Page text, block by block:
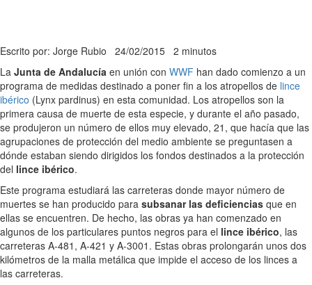
Escrito por: Jorge Rubio 24/02/2015 2 minutos
La Junta de Andalucía en unión con WWF han dado comienzo a un
programa de medidas destinado a poner fin a los atropellos de lince
ibérico (Lynx pardinus) en esta comunidad. Los atropellos son la
primera causa de muerte de esta especie, y durante el año pasado,
se produjeron un número de ellos muy elevado, 21, que hacía que las
agrupaciones de protección del medio ambiente se preguntasen a
dónde estaban siendo dirigidos los fondos destinados a la protección
del lince ibérico.
Este programa estudiará las carreteras donde mayor número de
muertes se han producido para subsanar las deficiencias que en
ellas se encuentren. De hecho, las obras ya han comenzado en
algunos de los particulares puntos negros para el lince ibérico, las
carreteras A-481, A-421 y A-3001. Estas obras prolongarán unos dos
kilómetros de la malla metálica que impide el acceso de los linces a
las carreteras.